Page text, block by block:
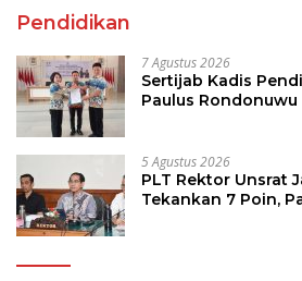
Pendidikan
7 Agustus 2026
Sertijab Kadis
Paulus
5 Agustus 2026
PLT Rektor Unsrat
Tekankan 7 Poin,